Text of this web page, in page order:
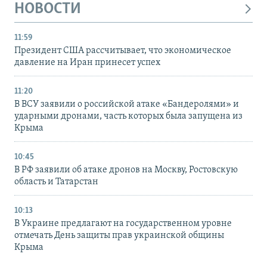
НОВОСТИ
11:59
Президент США рассчитывает, что экономическое
давление на Иран принесет успех
11:20
В ВСУ заявили о российской атаке «Бандеролями» и
ударными дронами, часть которых была запущена из
Крыма
10:45
В РФ заявили об атаке дронов на Москву, Ростовскую
область и Татарстан
10:13
В Украине предлагают на государственном уровне
отмечать День защиты прав украинской общины
Крыма